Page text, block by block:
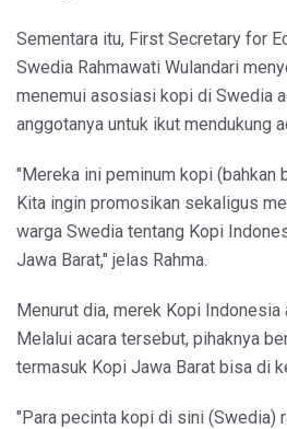
Sementara itu, First Secretary for
Swedia Rahmawati Wulandari
menemui asosiasi kopi di Swedia
anggotanya untuk ikut mendukung
"Mereka ini peminum kopi (bahkan
Kita ingin promosikan sekaligus
warga Swedia tentang Kopi
Jawa Barat," jelas Rahma.
Menurut dia, merek Kopi Indonesia
Melalui acara tersebut, pihaknya
termasuk Kopi Jawa Barat bisa di
"Para pecinta kopi di sini (Swedia)